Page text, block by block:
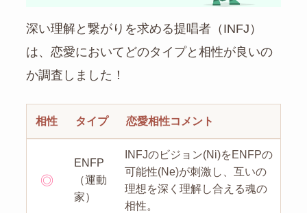
深い理解と繋がりを求める提唱者（INFJ）
は、恋愛においてどのタイプと相性が良いの
か調査しました！
相性 タイプ 恋愛相性コメント
◎
ENFP
（運動
家）
INFJのビジョン(Ni)をENFPの
可能性(Ne)が刺激し、互いの
理想を深く理解し合える魂の
相性。